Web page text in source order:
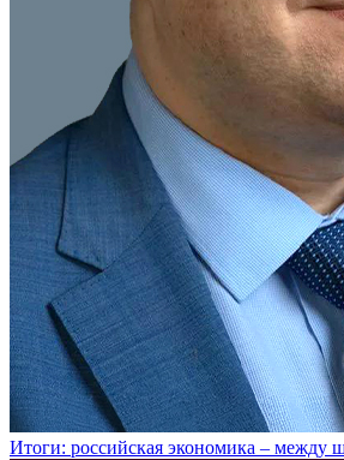
Итоги: российская экономика – между